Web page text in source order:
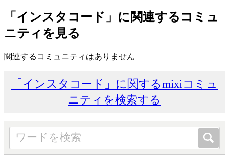
「インスタコード」に関連するコミュ
ニティを見る
関連するコミュニティはありません
「インスタコード」に関するmixiコミュ
ニティを検索する